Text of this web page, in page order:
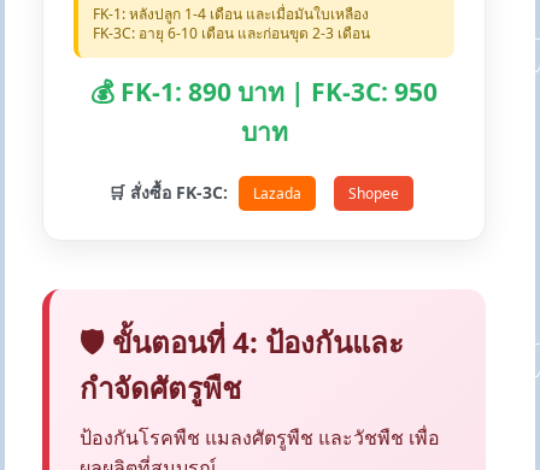
FK-1: หลังปลูก 1-4 เดือน และเมื่อมันใบเหลือง
FK-3C: อายุ 6-10 เดือน และก่อนขุด 2-3 เดือน
💰 FK-1: 890 บาท | FK-3C: 950
บาท
🛒 สั่งซื้อ FK-3C: Lazada Shopee
🛡️ ขั้นตอนที่ 4: ป้องกันและ
กำจัดศัตรูพืช
ป้องกันโรคพืช แมลงศัตรูพืช และวัชพืช เพื่อ